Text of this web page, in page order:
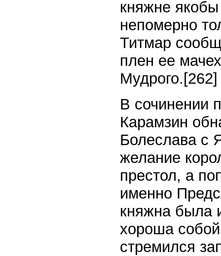
княжне
непомерно
Титмар
плен ее
Мудрого. [262]
В сочинении
Карамзин
Болеслава с
желание
престол, а
именно
княжна была
хороша
стремился